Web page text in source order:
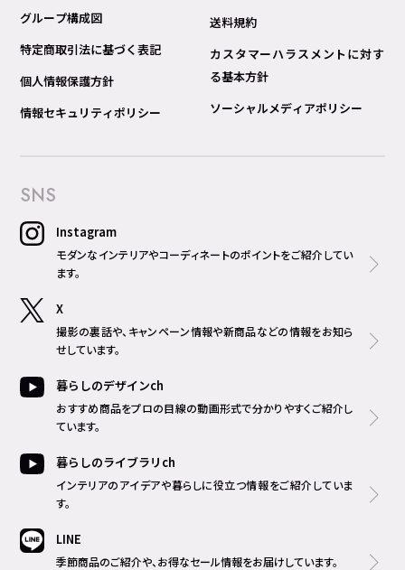
グループ構成図
特定商取引法に基づく表記
個人情報保護方針
情報セキュリティポリシー
送料規約
カスタマーハラスメントに対す
る基本方針
ソーシャルメディアポリシー
SNS
Instagram
モダンなインテリアやコーディネートのポイントをご紹介してい
ます。
X
撮影の裏話や、キャンペーン情報や新商品などの情報をお知ら
せしています。
暮らしのデザインch
おすすめ商品をプロの目線の動画形式で分かりやすくご紹介し
ています。
暮らしのライブラリch
インテリアのアイデアや暮らしに役立つ情報をご紹介していま
す。
LINE
季節商品のご紹介や、お得なセール情報をお届けしています。